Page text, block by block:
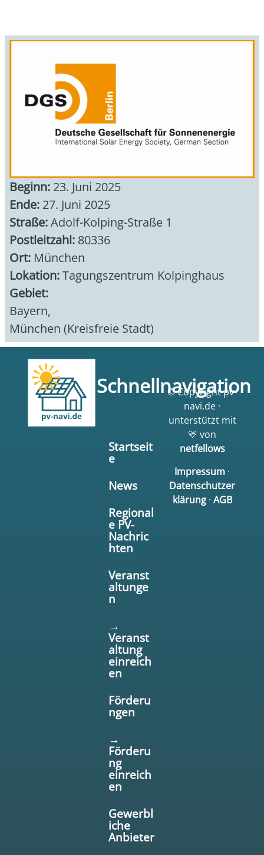
Beginn: 23. Juni 2025
Ende: 27. Juni 2025
Straße:Adolf-Kolping-Straße 1
Postleitzahl: 80336
Ort: München
Lokation:Tagungszentrum Kolpinghaus
Gebiet:
Bayern,
München (Kreisfreie Stadt)
Schnellnavigation
Startseit
e
News
Regional
e PV-
Nachric
hten
Veranst
altunge
n
→
Veranst
altung
einreich
en
Förderu
ngen
→
Förderu
ng
einreich
en
Gewerbl
iche
Anbieter
© Copyright pv-
navi.de ·
unterstützt mit
💛 von
netfellows
Impressum ·
Datenschutzer
klärung· AGB